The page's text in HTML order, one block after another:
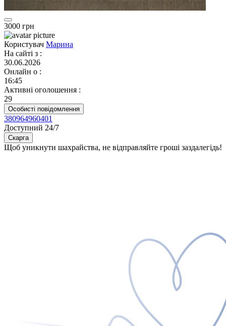
3000 грн
Користувач Марина
На сайті з :
30.06.2026
Онлайн о :
16:45
Активні оголошення :
29
Особисті повідомлення
380964960401
Доступний 24/7
Скарга
Щоб уникнути шахрайства, не відправляйте гроші заздалегідь!